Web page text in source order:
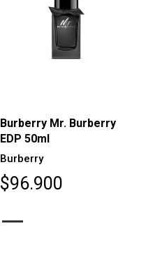
Burberry Mr. Burberry
EDP 50ml
Burberry
$96.900